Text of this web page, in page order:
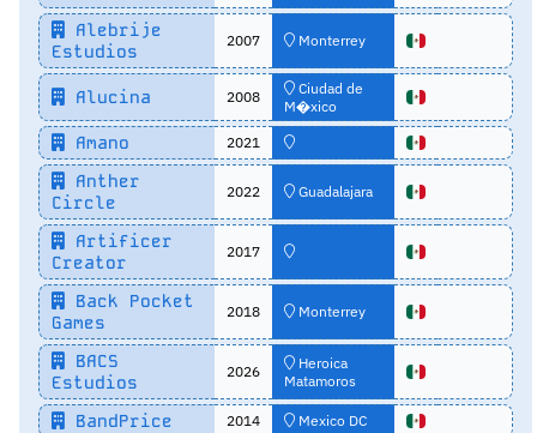
Alebrije
Estudios
2007 Monterrey
Alucina 2008
Ciudad de
M�xico
Amano 2021
Anther
Circle
2022 Guadalajara
Artificer
Creator
2017
Back Pocket
Games
2018 Monterrey
BACS
Estudios
2026
Heroica
Matamoros
BandPrice 2014 Mexico DC